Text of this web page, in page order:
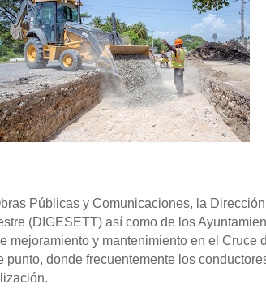
Públicas y Comunicaciones, la
(DIGESETT) así como de los
mejoramiento y mantenimiento en el Cruce
punto, donde frecuentemente los